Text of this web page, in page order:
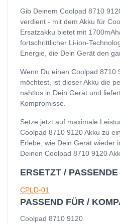
Gib Deinem Coolpad 8710
verdient - mit dem Akku für
Ersatzakku bietet mit
fortschrittlicher Li-ion-
Energie, die Dein Gerät den
Wenn Du einen Coolpad 8710
möchtest, ist dieser Akku die
nahtlos in Dein Gerät und
Kompromisse.
Setze jetzt auf maximale
Coolpad 8710 9120 Akku zu
Erlebe, wie Dein Gerät wieder
Deinen Coolpad 8710 9120
ERSETZT /
CPLD-01
PASSEND FÜR /
Coolpad 8710 9120